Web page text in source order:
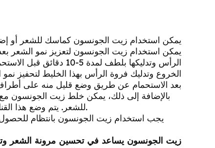
يمكن استخدام زيت الجونسون كماسك للشعر أو
يمكن استخدام زيت الجونسون لتعزيز نمو
الرأس وتدليكها بلطف
الخروع وتدليك فروة الرأس بهذا الخليط لتحفيز
بعد الاستحمام عن طريق وضع قليل منه على
بالإضافة إلى ذلك، يمكن خلط زيت الجونسون
للشعر. يتم وضع هذا القناع على الشعر وتركه لمدة 30-60 دقيقة قبل غسله بشكل جيد.
يجب استخدام زيت الجونسون بانتظام للحصول
زيت الجونسون يساعد في تحسين مرونة الشعر